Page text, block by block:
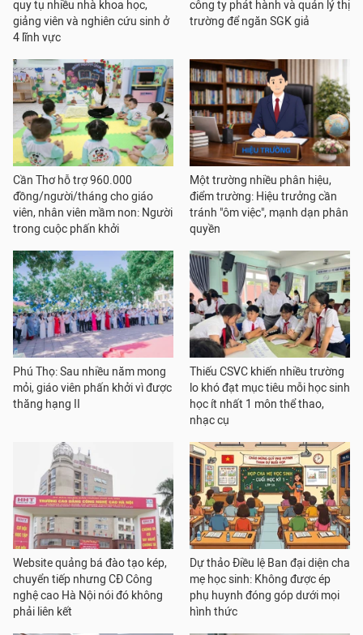
quy tụ nhiều nhà khoa học,
giảng viên và nghiên cứu sinh ở
4 lĩnh vực
công ty phát hành và quản lý thị
trường để ngăn SGK giả
Cần Thơ hỗ trợ 960.000
đồng/người/tháng cho giáo
viên, nhân viên mầm non: Người
trong cuộc phấn khởi
Một trường nhiều phân hiệu,
điểm trường: Hiệu trưởng cần
tránh "ôm việc", mạnh dạn phân
quyền
Phú Thọ: Sau nhiều năm mong
mỏi, giáo viên phấn khởi vì được
thăng hạng II
Thiếu CSVC khiến nhiều trường
lo khó đạt mục tiêu mỗi học sinh
học ít nhất 1 môn thể thao,
nhạc cụ
Website quảng bá đào tạo kép,
chuyển tiếp nhưng CĐ Công
nghệ cao Hà Nội nói đó không
phải liên kết
Dự thảo Điều lệ Ban đại diện cha
mẹ học sinh: Không được ép
phụ huynh đóng góp dưới mọi
hình thức